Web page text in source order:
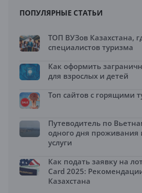
ПОПУЛЯРНЫЕ СТАТЬИ
ТОП ВУЗов Казахстана,
специалистов туризма
Как оформить
для взрослых и детей
Топ сайтов с горящими
Путеводитель по
одного дня проживания
услуги
Как подать заявку на
Card 2025:
Казахстана